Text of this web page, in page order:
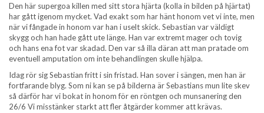
Den här supergoa killen med sitt stora hjärta (kolla in bilden på hjärtat)
har gått igenom mycket. Vad exakt som har hänt honom vet vi inte, men
när vi fångade in honom var han i uselt skick. Sebastian var väldigt
skygg och han hade gått ute länge. Han var extremt mager och tovig
och hans ena fot var skadad. Den var så illa däran att man pratade om
eventuell amputation om inte behandlingen skulle hjälpa.
Idag rör sig Sebastian fritt i sin fristad. Han sover i sängen, men han är
fortfarande blyg. Som ni kan se på bilderna är Sebastians mun lite skev
så därför har vi bokat in honom för en röntgen och munsanering den
26/6 Vi misstänker starkt att fler åtgärder kommer att krävas.